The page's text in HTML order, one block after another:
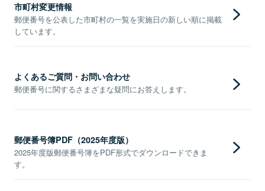
市町村変更情報
郵便番号を公表した市町村の一覧を実施日の新しい順に掲載
しています。
よくあるご質問・お問い合わせ
郵便番号に関するさまざまな疑問にお答えします。
郵便番号簿PDF（2025年度版）
2025年度版郵便番号簿をPDF形式でダウンロードできま
す。